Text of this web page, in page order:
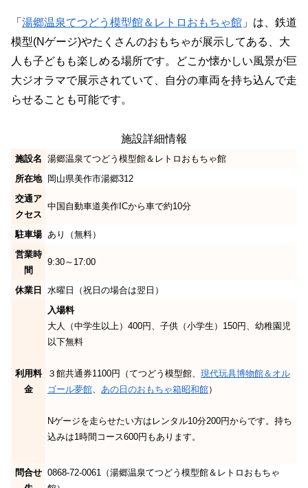
「 湯郷温泉てつどう模型館＆レトロおもちゃ館 」は、鉄道
模型(Nゲージ)やたくさんのおもちゃが展示してある、大
人も子どもも楽しめる場所です。どこか懐かしい風景が巨
大ジオラマで展示されていて、自分の車両を持ち込んで走
らせることも可能です。
施設詳細情報
施設名 湯郷温泉てつどう模型館＆レトロおもちゃ館
所在地
岡山県美作市湯郷312
交通ア
クセス
中国自動車道美作ICから車で約10分
駐車場
あり（無料）
営業時
間
9:30～17:00
休業日 水曜日（祝日の場合は翌日）
利用料
金
入場料
大人（中学生以上） 400円、子供（小学生） 150円、幼稚園児
以下無料
３館共通券1100円（てつどう模型館、 現代玩具博物館＆オル
ゴール夢館
あの日のおもちゃ箱昭和館）
Nゲージを走らせたい方はレンタル10分200円からです。持ち
込みは1時間コース600円もあります。
問合せ 0868-72-0061（湯郷温泉てつどう模型館＆レトロおもちゃ